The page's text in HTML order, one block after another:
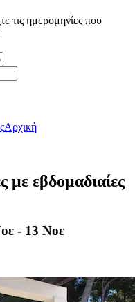
τις ημερομηνίες που
Αρχική
με εβδομαδιαίες
- 13 Νοε